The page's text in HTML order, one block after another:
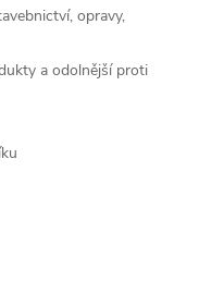
opravy,
a odolnější proti